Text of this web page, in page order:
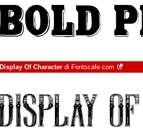
Display Of Character di Fontscafe.com